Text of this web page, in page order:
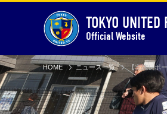
TOKYO UNITED
Official Website
HOME ニュース一覧